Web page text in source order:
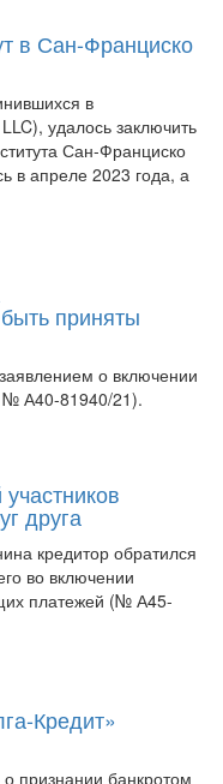
в
удалось заключить
Сан-Франциско
в апреле 2023 года, а
приняты
о включении
А40-81940/21).
друга
кредитор обратился
во включении
платежей (№ А45-
банкротом
банка «Волга-
В банкротстве